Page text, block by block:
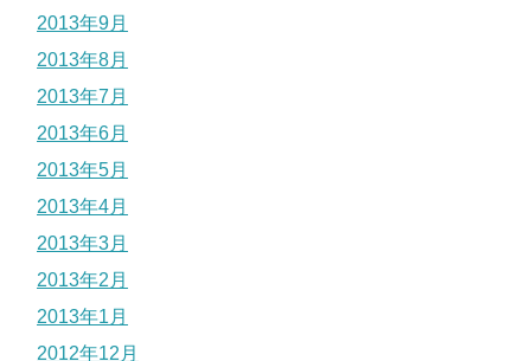
2013年9月
2013年8月
2013年7月
2013年6月
2013年5月
2013年4月
2013年3月
2013年2月
2013年1月
2012年12月